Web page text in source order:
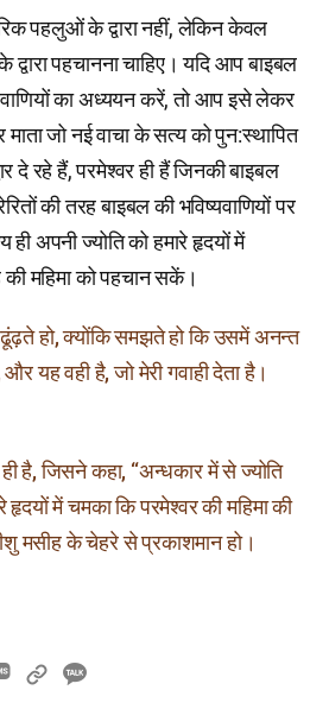
पहलुओं के द्वारा नहीं, लेकिन केवल
द्वारा पहचानना चाहिए। यदि आप बाइबल
का अध्ययन करें, तो आप इसे लेकर
जो नई वाचा के सत्य को पुन:स्थापित
दे रहे हैं, परमेश्वर ही हैं जिनकी बाइबल
की तरह बाइबल की भविष्यवाणियों पर
ही अपनी ज्योति को हमारे हृदयों में
महिमा को पहचान सकें।
हो, क्योंकि समझते हो कि उसमें अनन्त
यह वही है, जो मेरी गवाही देता है।
है, जिसने कहा, “अन्धकार में से ज्योति
में चमका कि परमेश्वर की महिमा की
मसीह के चेहरे से प्रकाशमान हो।
카